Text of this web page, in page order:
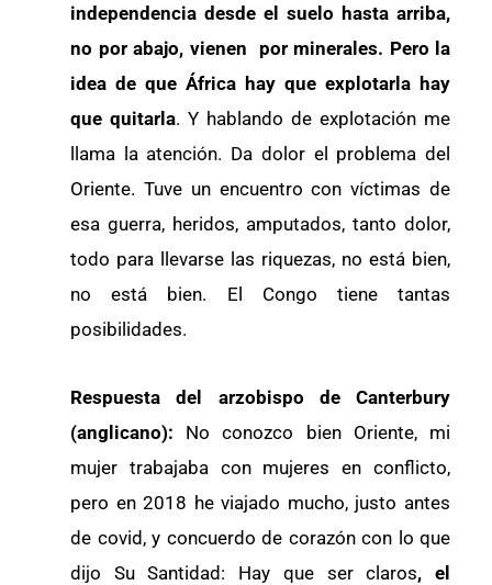
independencia desde el suelo hasta arriba,
no por abajo, vienen por minerales. Pero la
idea de que África hay que explotarla hay
que quitarla. Y hablando de explotación me
llama la atención. Da dolor el problema del
Oriente. Tuve un encuentro con víctimas de
esa guerra, heridos, amputados, tanto dolor,
todo para llevarse las riquezas, no está bien,
no está bien. El Congo tiene tantas
posibilidades.
Respuesta del arzobispo de Canterbury
(anglicano): No conozco bien Oriente, mi
mujer trabajaba con mujeres en conflicto,
pero en 2018 he viajado mucho, justo antes
de covid, y concuerdo de corazón con lo que
dijo Su Santidad: Hay que ser claros, el